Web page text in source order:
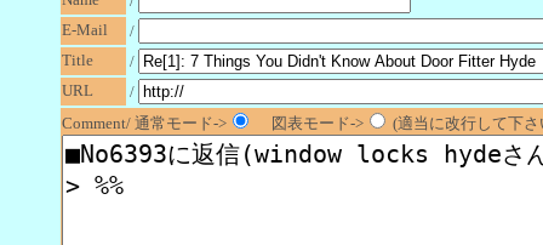
E-Mail
/
Title
/
URL
/
Comment/ 通常モード->
図表モード-> (適当に改行して下